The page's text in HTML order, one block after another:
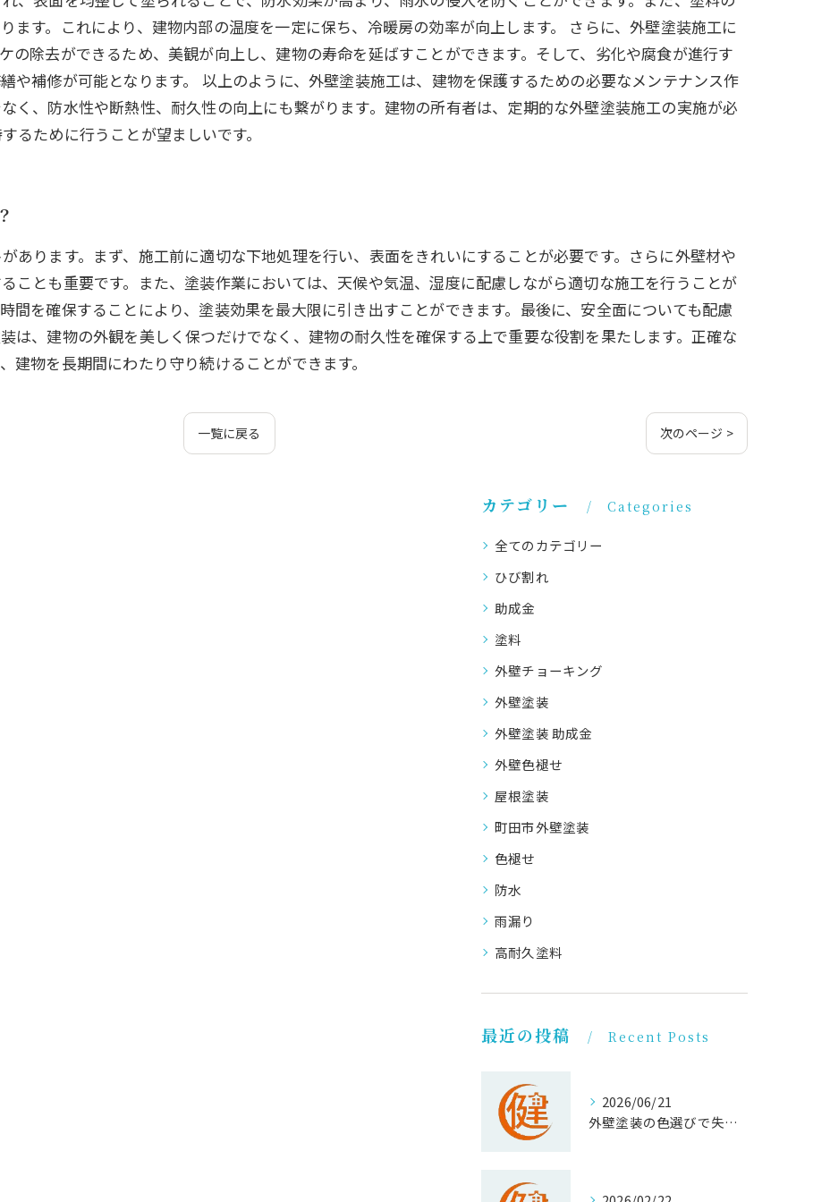
ます。これにより、建物内部の温度を一定に保ち、冷暖房の効率が向上します。 さらに、外壁塗装施工に
の除去ができるため、美観が向上し、建物の寿命を延ばすことができます。そして、劣化や腐食が進行す
や補修が可能となります。 以上のように、外壁塗装施工は、建物を保護するための必要なメンテナンス作
く、防水性や断熱性、耐久性の向上にも繋がります。建物の所有者は、定期的な外壁塗装施工の実施が必
るために行うことが望ましいです。
あります。まず、施工前に適切な下地処理を行い、表面をきれいにすることが必要です。さらに外壁材や
ことも重要です。また、塗装作業においては、天候や気温、湿度に配慮しながら適切な施工を行うことが
間を確保することにより、塗装効果を最大限に引き出すことができます。最後に、安全面についても配慮
は、建物の外観を美しく保つだけでなく、建物の耐久性を確保する上で重要な役割を果たします。正確な
物を長期間にわたり守り続けることができます。
一覧に戻る 次のページ >
カテゴリー Categories
全てのカテゴリー
ひび割れ
助成金
塗料
外壁チョーキング
外壁塗装
外壁塗装 助成金
外壁色褪せ
屋根塗装
町田市外壁塗装
色褪せ
防水
雨漏り
高耐久塗料
最近の投稿 Recent Posts
2026/06/21
外壁塗装の色選びで失敗しない東京都町田市の人気色と補助金対応の実践ガイド